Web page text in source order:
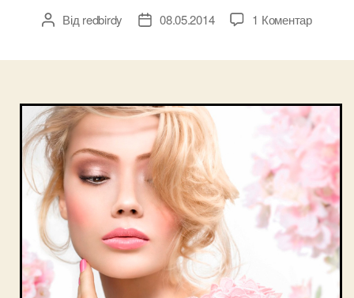
Автор
Від redbirdy
Дата08.05.2014 1 Коментардо
образ
нюд